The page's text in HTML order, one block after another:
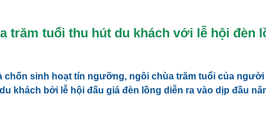
trăm tuổi thu hút du khách với lễ hội đèn
chốn sinh hoạt tín ngưỡng, ngôi chùa trăm tuổi của người
khách bởi lễ hội đấu giá đèn lồng diễn ra vào dịp đầu